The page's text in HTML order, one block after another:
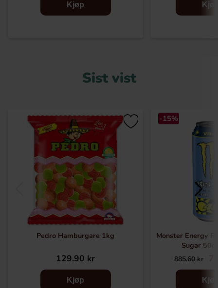
Kjøp
Sist vist
Pedro Hamburgare 1kg
129.90 kr
Kjøp
-15%
Monster Energy
Sugar
885.60 kr